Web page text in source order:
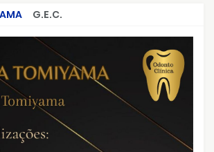
G.E.C.
O BRASIL